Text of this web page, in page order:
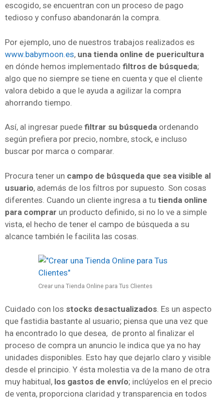
escogido, se encuentran con un proceso de pago
tedioso y confuso abandonarán la compra.
Por ejemplo, uno de nuestros trabajos realizados es
www.babymoon.es, una tienda online de puericultura
en dónde hemos implementado filtros de búsqueda;
algo que no siempre se tiene en cuenta y que el cliente
valora debido a que le ayuda a agilizar la compra
ahorrando tiempo.
Así, al ingresar puede filtrar su búsqueda ordenando
según prefiera por precio, nombre, stock, e incluso
buscar por marca o comparar.
Procura tener un campo de búsqueda que sea visible al
usuario, además de los filtros por supuesto. Son cosas
diferentes. Cuando un cliente ingresa a tu tienda online
para comprar un producto definido, si no lo ve a simple
vista, el hecho de tener el campo de búsqueda a su
alcance también le facilita las cosas.
Crear una Tienda Online para Tus Clientes
Cuidado con los stocks desactualizados . Es un aspecto
que fastidia bastante al usuario; piensa que una vez que
ha encontrado lo que desea, de pronto al finalizar el
proceso de compra un anuncio le indica que ya no hay
unidades disponibles. Esto hay que dejarlo claro y visible
desde el principio. Y ésta molestia va de la mano de otra
muy habitual, los gastos de envío; inclúyelos en el precio
de venta, proporciona claridad y transparencia en todos